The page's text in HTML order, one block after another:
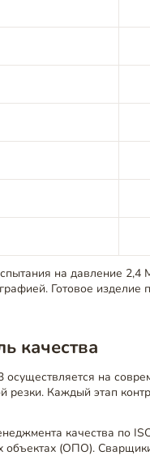
на давление
Готовое изделие
качества
на
резки. Каждый этап
качества по
объектах (ОПО).